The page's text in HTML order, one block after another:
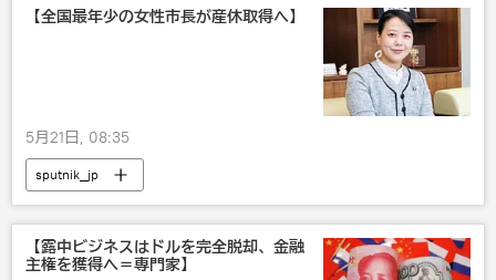
【全国最年少の女性市長が産休取得へ】
5月21日, 08:35
sputnik_jp
【露中ビジネスはドルを完全脱却、金融
主権を獲得へ＝専門家】